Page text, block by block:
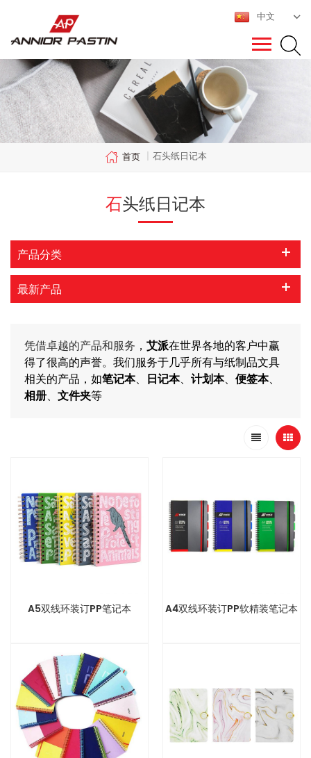
中文
首页 | 石头纸日记本
石头纸日记本
产品分类
最新产品
凭借卓越的产品和服务 ， 艾派在世界各地的客户中赢
得了很高的声誉。我们服务于几乎所有与纸制品文具
相关的产品，如笔记本、 日记本、 计划本、 便签本、
相册
文件夹等
A5双线环装订PP笔记本 A4双线环装订PP软精装笔记本